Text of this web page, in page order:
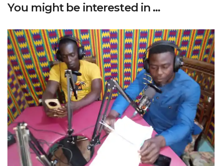
You might be interested in …